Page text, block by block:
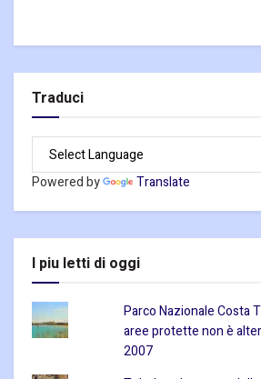
Traduci
Powered by Translate
I piu letti di oggi
Parco Nazionale Costa
aree protette non è
2007